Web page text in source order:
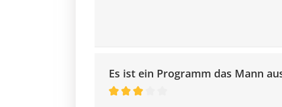
Es ist ein Programm das Mann